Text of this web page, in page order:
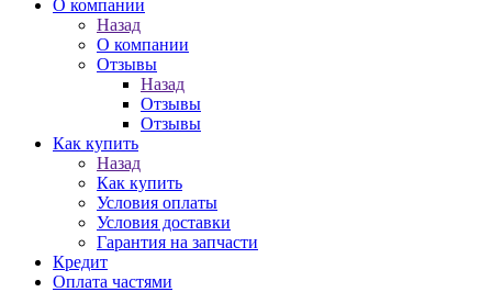
О компании
Назад
О компании
Отзывы
Назад
Отзывы
Отзывы
Как купить
Назад
Как купить
Условия оплаты
Условия доставки
Гарантия на запчасти
Кредит
Оплата частями